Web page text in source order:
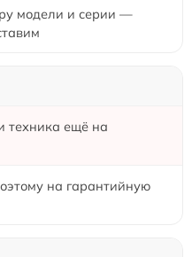
модели и серии —
техника ещё на
на гарантийную